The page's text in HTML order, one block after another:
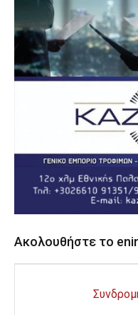
Ακολουθήστε το